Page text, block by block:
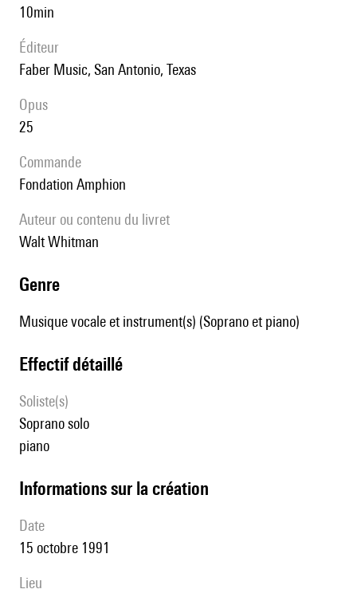
10min
éditeur
Faber Music, San Antonio, Texas
Opus
25
Commande
Fondation Amphion
Auteur ou contenu du livret
Walt Whitman
genre
Musique vocale et instrument(s) (Soprano et piano)
effectif détaillé
Soliste(s)
soprano solo
piano
informations sur la création
date
15 octobre 1991
lieu